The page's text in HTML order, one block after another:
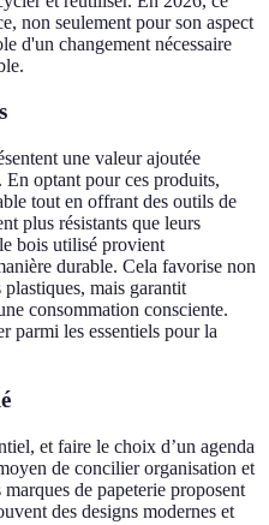
non seulement pour son aspect
d'un changement nécessaire
une valeur ajoutée
En optant pour ces produits,
tout en offrant des outils de
plus résistants que leurs
bois utilisé provient
durable. Cela favorise non
mais garantit
consommation consciente.
parmi les essentiels pour la
et faire le choix d’un agenda
de concilier organisation et
de papeterie proposent
des designs modernes et